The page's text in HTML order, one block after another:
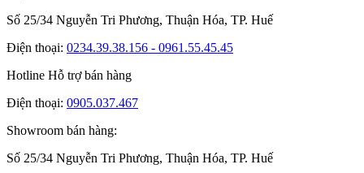
Số 25/34 Nguyễn Tri Phương, Thuận Hóa, TP. Huế
Điện thoại: 0234.39.38.156 - 0961.55.45.45
Hotline Hỗ trợ bán hàng
Điện thoại: 0905.037.467
Showroom bán hàng:
Số 25/34 Nguyễn Tri Phương, Thuận Hóa, TP. Huế